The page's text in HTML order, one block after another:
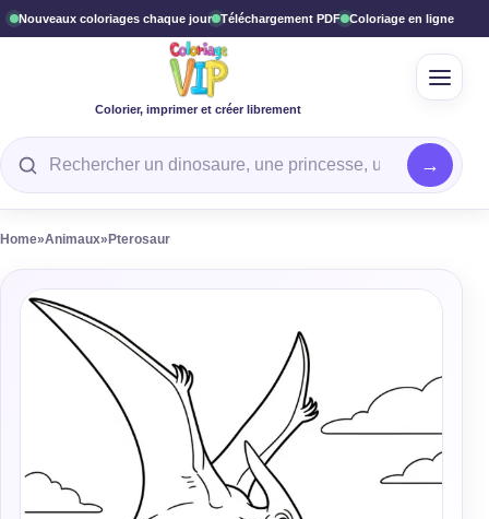
Nouveaux coloriages chaque jour Téléchargement PDF Coloriage en ligne
Colorier, imprimer et créer librement
Rechercher un coloriage
Home»Animaux» Pterosaur